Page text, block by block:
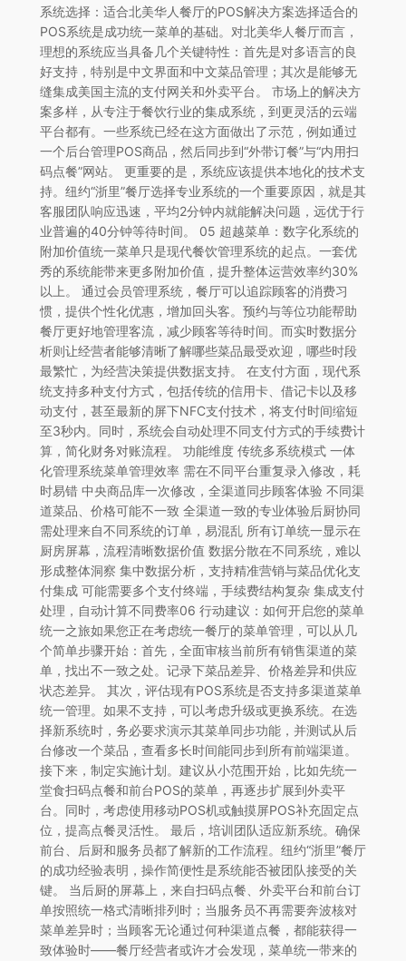
系统选择：适合北美华人餐厅的POS解决方案选择适合的
POS系统是成功统一菜单的基础。对北美华人餐厅而言，
理想的系统应当具备几个关键特性：首先是对多语言的良
好支持，特别是中文界面和中文菜品管理；其次是能够无
缝集成美国主流的支付网关和外卖平台。 市场上的解决方
案多样，从专注于餐饮行业的集成系统，到更灵活的云端
平台都有。一些系统已经在这方面做出了示范，例如通过
一个后台管理POS商品，然后同步到“外带订餐”与“内用扫
码点餐”网站。 更重要的是，系统应该提供本地化的技术支
持。纽约“浙里”餐厅选择专业系统的一个重要原因，就是其
客服团队响应迅速，平均2分钟内就能解决问题，远优于行
业普遍的40分钟等待时间。 05 超越菜单：数字化系统的
附加价值统一菜单只是现代餐饮管理系统的起点。一套优
秀的系统能带来更多附加价值，提升整体运营效率约30%
以上。 通过会员管理系统，餐厅可以追踪顾客的消费习
惯，提供个性化优惠，增加回头客。预约与等位功能帮助
餐厅更好地管理客流，减少顾客等待时间。而实时数据分
析则让经营者能够清晰了解哪些菜品最受欢迎，哪些时段
最繁忙，为经营决策提供数据支持。 在支付方面，现代系
统支持多种支付方式，包括传统的信用卡、借记卡以及移
动支付，甚至最新的屏下NFC支付技术，将支付时间缩短
至3秒内。同时，系统会自动处理不同支付方式的手续费计
算，简化财务对账流程。 功能维度 传统多系统模式 一体
化管理系统菜单管理效率 需在不同平台重复录入修改，耗
时易错 中央商品库一次修改，全渠道同步顾客体验 不同渠
道菜品、价格可能不一致 全渠道一致的专业体验后厨协同
需处理来自不同系统的订单，易混乱 所有订单统一显示在
厨房屏幕，流程清晰数据价值 数据分散在不同系统，难以
形成整体洞察 集中数据分析，支持精准营销与菜品优化支
付集成 可能需要多个支付终端，手续费结构复杂 集成支付
处理，自动计算不同费率06 行动建议：如何开启您的菜单
统一之旅如果您正在考虑统一餐厅的菜单管理，可以从几
个简单步骤开始：首先，全面审核当前所有销售渠道的菜
单，找出不一致之处。记录下菜品差异、价格差异和供应
状态差异。 其次，评估现有POS系统是否支持多渠道菜单
统一管理。如果不支持，可以考虑升级或更换系统。在选
择新系统时，务必要求演示其菜单同步功能，并测试从后
台修改一个菜品，查看多长时间能同步到所有前端渠道。
接下来，制定实施计划。建议从小范围开始，比如先统一
堂食扫码点餐和前台POS的菜单，再逐步扩展到外卖平
台。同时，考虑使用移动POS机或触摸屏POS补充固定点
位，提高点餐灵活性。 最后，培训团队适应新系统。确保
前台、后厨和服务员都了解新的工作流程。纽约“浙里”餐厅
的成功经验表明，操作简便性是系统能否被团队接受的关
键。 当后厨的屏幕上，来自扫码点餐、外卖平台和前台订
单按照统一格式清晰排列时；当服务员不再需要奔波核对
菜单差异时；当顾客无论通过何种渠道点餐，都能获得一
致体验时——餐厅经营者或许才会发现，菜单统一带来的